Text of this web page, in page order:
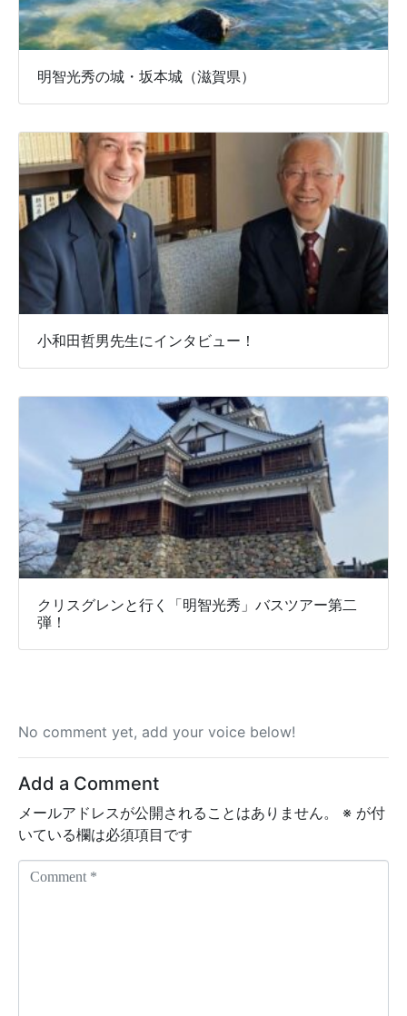
明智光秀の城・坂本城（滋賀県）
小和田哲男先生にインタビュー！
クリスグレンと行く「明智光秀」バスツアー第二
弾！
No comment yet, add your voice below!
Add a Comment
メールアドレスが公開されることはありません。 ※ が付
いている欄は必須項目です